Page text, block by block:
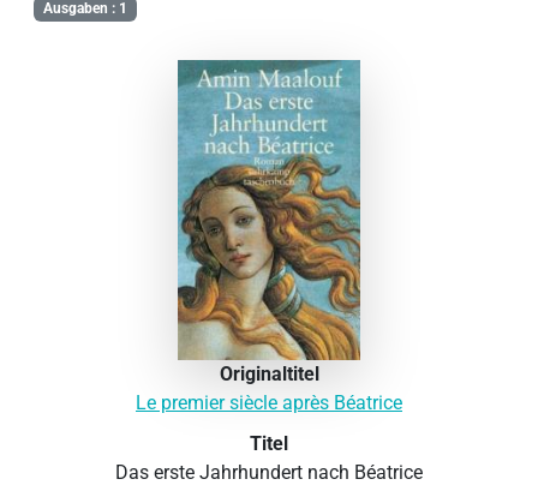
Ausgaben : 1
Originaltitel
Le premier siècle après Béatrice
Titel
Das erste Jahrhundert nach Béatrice